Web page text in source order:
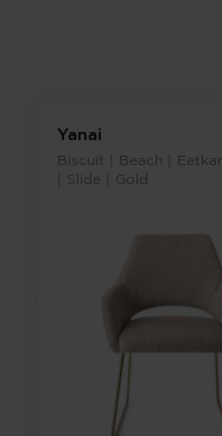
Yanai
Biscuit | Beach |
| Slide | Gold